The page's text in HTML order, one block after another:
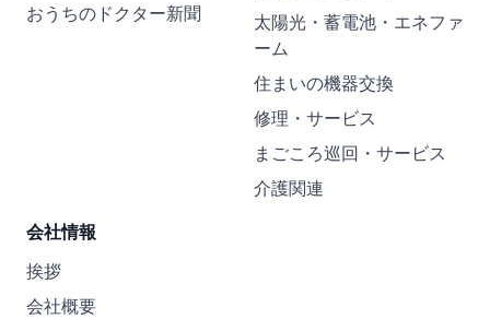
おうちのドクター新聞
太陽光・蓄電池・エネファ
ーム
住まいの機器交換
修理・サービス
まごころ巡回・サービス
介護関連
会社情報
挨拶
会社概要